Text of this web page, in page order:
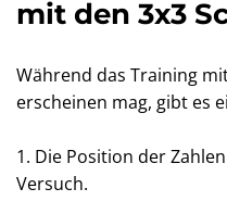
mit den 3x3
Während das Training
erscheinen mag, gibt es
1. Die Position der
Versuch.